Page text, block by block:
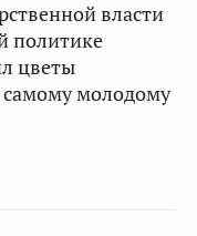
власти
политике
цветы
самому молодому